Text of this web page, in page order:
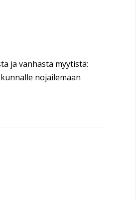
ja vanhasta myytistä:
nojailemaan